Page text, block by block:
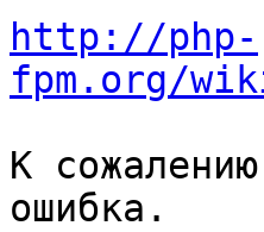
http://php-
fpm.org/
К
ошибка.